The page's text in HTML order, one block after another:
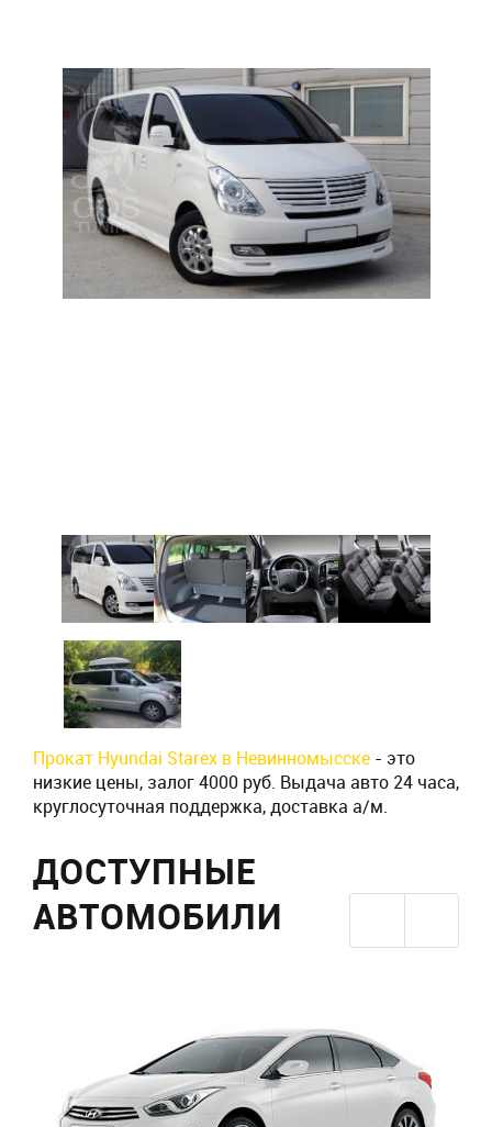
Прокат Hyundai Starex в Невинномысске - это
низкие цены, залог 4000 руб. Выдача авто 24 часа,
круглосуточная поддержка, доставка а/м.
ДОСТУПНЫЕ
АВТОМОБИЛИ